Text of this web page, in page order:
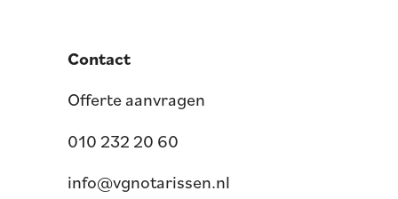
Contact
Offerte aanvragen
010 232 20 60
info@vgnotarissen.nl